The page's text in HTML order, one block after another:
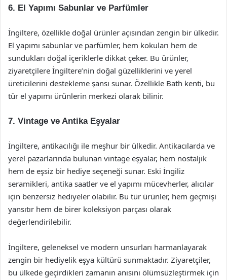
6. El Yapımı Sabunlar ve Parfümler
İngiltere, özellikle doğal ürünler açısından zengin bir ülkedir.
El yapımı sabunlar ve parfümler, hem kokuları hem de
sundukları doğal içeriklerle dikkat çeker. Bu ürünler,
ziyaretçilere İngiltere’nin doğal güzelliklerini ve yerel
üreticilerini destekleme şansı sunar. Özellikle Bath kenti, bu
tür el yapımı ürünlerin merkezi olarak bilinir.
7. Vintage ve Antika Eşyalar
İngiltere, antikacılığı ile meşhur bir ülkedir. Antikacılarda ve
yerel pazarlarında bulunan vintage eşyalar, hem nostaljik
hem de eşsiz bir hediye seçeneği sunar. Eski İngiliz
seramikleri, antika saatler ve el yapımı mücevherler, alıcılar
için benzersiz hediyeler olabilir. Bu tür ürünler, hem geçmişi
yansıtır hem de birer koleksiyon parçası olarak
değerlendirilebilir.
İngiltere, geleneksel ve modern unsurları harmanlayarak
zengin bir hediyelik eşya kültürü sunmaktadır. Ziyaretçiler,
bu ülkede geçirdikleri zamanın anısını ölümsüzleştirmek için